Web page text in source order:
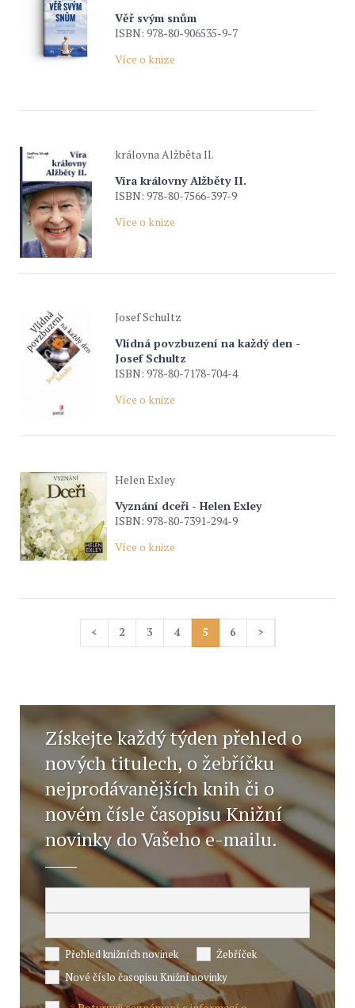
Věř svým snům
ISBN: 978-80-906535-9-7
Více o knize
královna Alžběta II.
Víra královny Alžběty II.
ISBN: 978-80-7566-397-9
Více o knize
Josef Schultz
Vlídná povzbuzení na každý den -
Josef Schultz
ISBN: 978-80-7178-704-4
Více o knize
Helen Exley
Vyznání dceři - Helen Exley
ISBN: 978-80-7391-294-9
Více o knize
< 2 3 4 5 6 >
Získejte každý týden přehled o
nových titulech, o žebříčku
nejprodávanějších knih či o
novém čísle časopisu Knižní
novinky do Vašeho e-mailu.
Přehled knižních novinek
Žebříček
Nové číslo časopisu Knižní novinky